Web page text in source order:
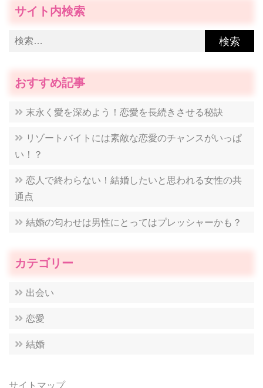
サイト内検索
検
おすすめ記事
末永く愛を深めよう！恋愛を長続きさせる秘訣
リゾートバイトには素敵な恋愛のチャンスがいっぱ
い！？
恋人で終わらない！結婚したいと思われる女性の共
通点
結婚の匂わせは男性にとってはプレッシャーかも？
カテゴリー
出会い
恋愛
結婚
サイトマップ